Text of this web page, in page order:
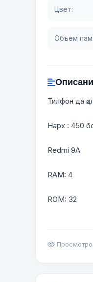
Цвет:
Объем
Тилфон да
Нарх : 450
Redmi 9A
RAM: 4
ROM: 32